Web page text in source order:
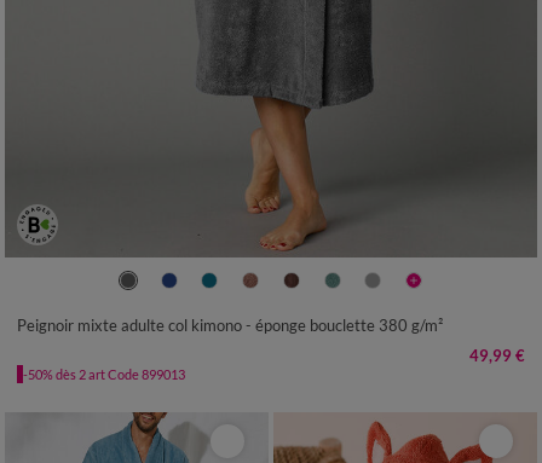
34/36 38/40 42/44 46/48 50/52 54/56
Peignoir mixte adulte col kimono - éponge bouclette 380 g/m²
49,99 €
-50% dès 2 art Code 899013